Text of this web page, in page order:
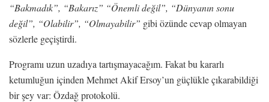
“Bakmadık”, “Bakarız” “Önemli değil”, “Dünyanın sonu
değil”, “Olabilir”, “Olmayabilir” gibi özünde cevap olmayan
sözlerle geçiştirdi.
Programı uzun uzadıya tartışmayacağım. Fakat bu kararlı
ketumluğun içinden Mehmet Akif Ersoy’un güçlükle çıkarabildiği
bir şey var: Özdağ protokolü.